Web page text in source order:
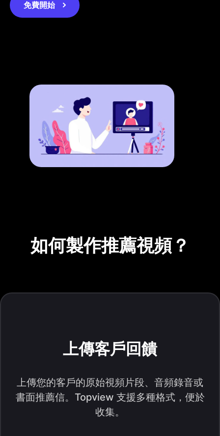
免費開始
如何製作推薦視頻？
上傳客戶回饋
上傳您的客戶的原始視頻片段、音頻錄音或
書面推薦信。Topview 支援多種格式，便於
收集。